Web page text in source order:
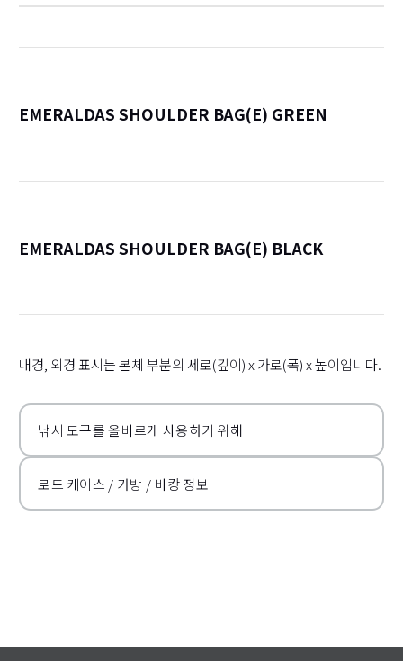
EMERALDAS SHOULDER BAG(E) GREEN
EMERALDAS SHOULDER BAG(E) BLACK
내경, 외경 표시는 본체 부분의 세로(깊이) x 가로(폭) x 높이입니다.
낚시 도구를 올바르게 사용하기 위해
로드 케이스 / 가방 / 바캉 정보